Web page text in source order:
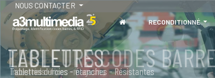
NOUS CONTACTER
RECONDITIONNÉ
TABLETTES
Tablettes durcies - étanches - Résistantes